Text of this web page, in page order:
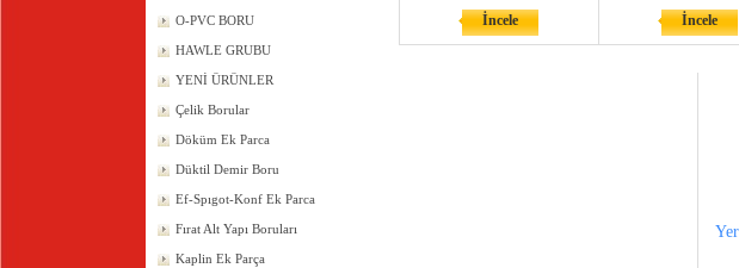
O-PVC BORU
HAWLE GRUBU
YENİ ÜRÜNLER
Çelik Borular
Döküm Ek Parca
Düktil Demir Boru
Ef-Spıgot-Konf Ek Parca
Fırat Alt Yapı Boruları
Kaplin Ek Parça
İncele İncele